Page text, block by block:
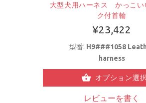
大型犬用ハーネス かっこい
ク付首輪
¥23,422
型番: H9###1058
harness
オプション選択
レビューを書く